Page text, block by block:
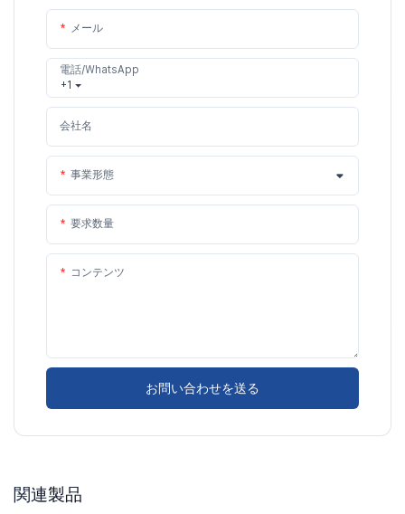
メール
+1
電話/WhatsApp
会社名
事業形態
要求数量
コンテンツ
お問い合わせを送る
関連製品